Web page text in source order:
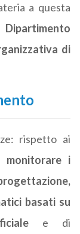
a questa
Dipartimento
di
rispetto ai
monitorare i
basati su
e di